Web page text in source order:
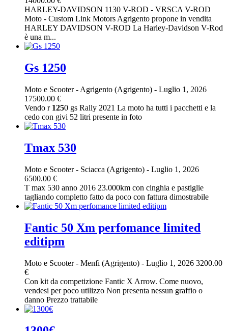
HARLEY-DAVIDSON 1130 V-ROD - VRSCA V-ROD
Moto - Custom Link Motors Agrigento propone in vendita
HARLEY DAVIDSON V-ROD La Harley-Davidson V-Rod
è una m...
Gs 1250
Moto e Scooter- Agrigento (Agrigento) - Luglio 1, 2026
17500.00 €
Vendo r 1250 gs Rally 2021 La moto ha tutti i pacchetti e la
cedo con givi 52 litri presente in foto
Tmax 530
Moto e Scooter- Sciacca (Agrigento) - Luglio 1, 2026
6500.00 €
T max 530 anno 2016 23.000km con cinghia e pastiglie
tagliando completto fatto da poco con fattura dimostrabile
Fantic 50 Xm perfomance limited
editipm
Moto e Scooter- Menfi (Agrigento) - Luglio 1, 2026 3200.00
€
Con kit da competizione Fantic X Arrow. Come nuovo,
vendesi per poco utilizzo Non presenta nessun graffio o
danno Prezzo trattabile